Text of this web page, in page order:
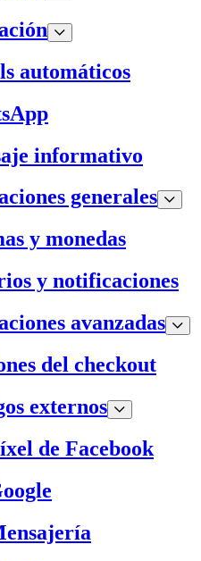
automáticos
informativo
generales
y monedas
y notificaciones
avanzadas
del checkout
externos
de Facebook